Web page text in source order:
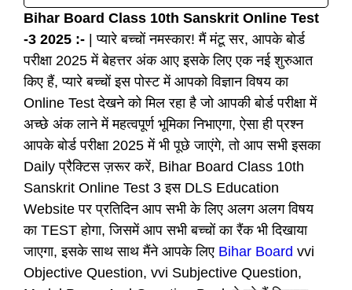
Bihar Board Class 10th Sanskrit Online Test
-3 2025 :-
| प्यारे बच्चों नमस्कार! मैं मंटू सर, आपके बोर्ड
परीक्षा 2025 में बेहत्तर अंक आए इसके लिए एक नई शुरुआत
किए हैं, प्यारे बच्चों इस पोस्ट में आपको विज्ञान विषय का
Online Test देखने को मिल रहा है जो आपकी बोर्ड परीक्षा में
अच्छे अंक लाने में महत्वपूर्ण भूमिका निभाएगा, ऐसा ही प्रश्न
आपके बोर्ड परीक्षा 2025 में भी पूछे जाएंगे, तो आप सभी इसका
Daily प्रैक्टिस ज़रूर करें, Bihar Board Class 10th
Sanskrit Online Test 3 इस DLS Education
Website पर प्रतिदिन आप सभी के लिए अलग अलग विषय
का TEST होगा, जिसमें आप सभी बच्चों का रैंक भी दिखाया
जाएगा, इसके साथ साथ मैंने आपके लिए Bihar Board vvi
Objective Question, vvi Subjective Question,